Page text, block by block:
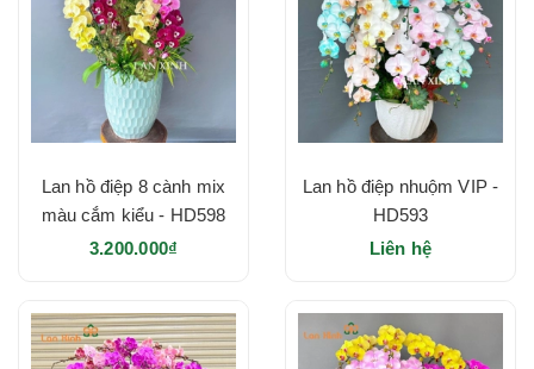
Lan hồ điệp 8 cành mix
màu cắm kiểu - HD598
3.200.000₫
Lan hồ điệp nhuộm VIP -
HD593
Liên hệ